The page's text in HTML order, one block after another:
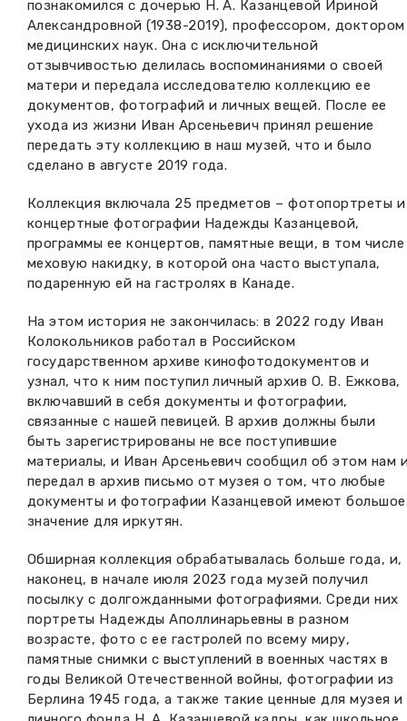
познакомился с дочерью Н. А. Казанцевой Ириной
Александровной (1938-2019), профессором, доктором
медицинских наук. Она с исключительной
отзывчивостью делилась воспоминаниями о своей
матери и передала исследователю коллекцию ее
документов, фотографий и личных вещей. После ее
ухода из жизни Иван Арсеньевич принял решение
передать эту коллекцию в наш музей, что и было
сделано в августе 2019 года.
Коллекция включала 25 предметов – фотопортреты и
концертные фотографии Надежды Казанцевой,
программы ее концертов, памятные вещи, в том числе
меховую накидку, в которой она часто выступала,
подаренную ей на гастролях в Канаде.
На этом история не закончилась: в 2022 году Иван
Колокольников работал в Российском
государственном архиве кинофотодокументов и
узнал, что к ним поступил личный архив О. В. Ежкова,
включавший в себя документы и фотографии,
связанные с нашей певицей. В архив должны были
быть зарегистрированы не все поступившие
материалы, и Иван Арсеньевич сообщил об этом нам
передал в архив письмо от музея о том, что любые
документы и фотографии Казанцевой имеют большое
значение для иркутян.
Обширная коллекция обрабатывалась больше года, и,
наконец, в начале июля 2023 года музей получил
посылку с долгожданными фотографиями. Среди них
портреты Надежды Аполлинарьевны в разном
возрасте, фото с ее гастролей по всему миру,
памятные снимки с выступлений в военных частях в
годы Великой Отечественной войны, фотографии из
Берлина 1945 года, а также такие ценные для музея и